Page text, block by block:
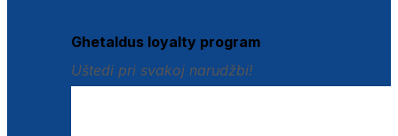
Ghetaldus loyalty program
Uštedi pri svakoj narudžbi!